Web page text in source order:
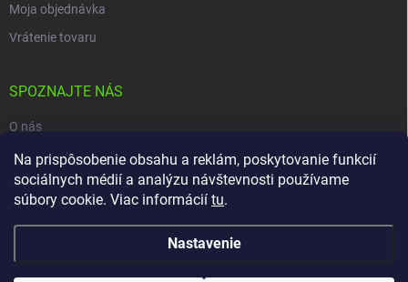
Na prispôsobenie obsahu a reklám, poskytovanie funkcií
sociálnych médií a analýzu návštevnosti používame
súbory cookie. Viac informácií tu.
Nastavenie
Moja objednávka
Vrátenie tovaru
SPOZNAJTE NÁS
O nás
Naša predajňa
Kontakty